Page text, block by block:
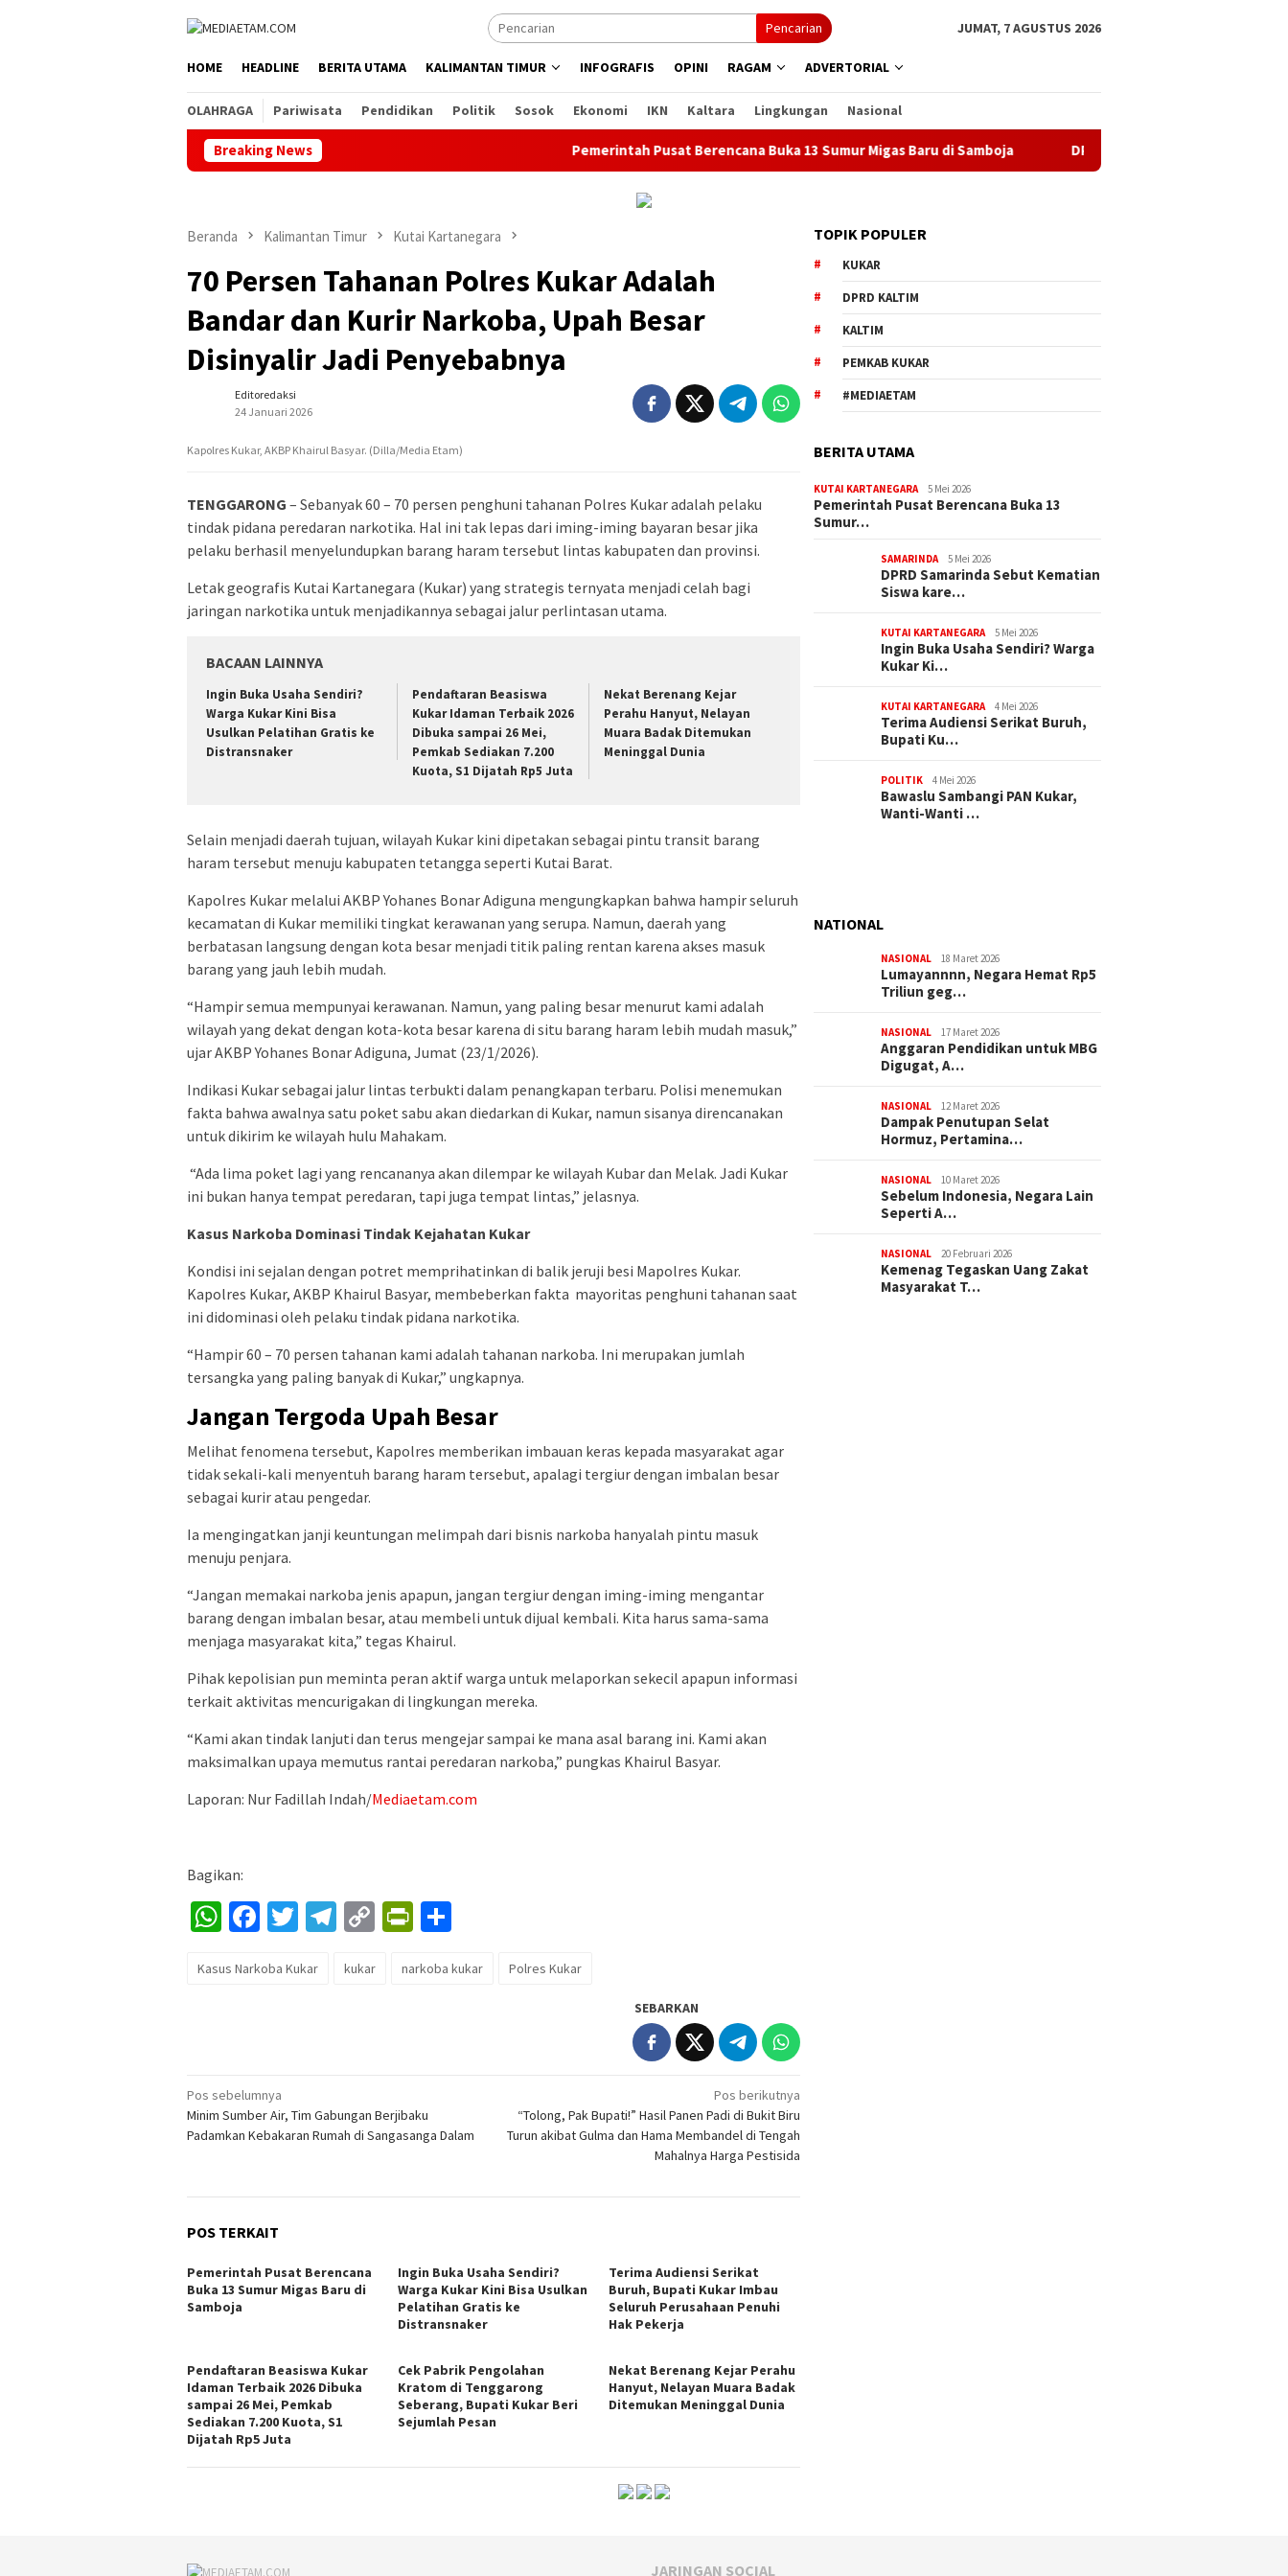
Pencarian JUMAT, 7 AGUSTUS 2026
HOME HEADLINE BERITA UTAMA KALIMANTAN TIMUR INFOGRAFIS OPINI RAGAM ADVERTORIAL
OLAHRAGA Pariwisata Pendidikan Politik Sosok Ekonomi IKN Kaltara Lingkungan Nasional
Breaking News Pemerintah Pusat Berencana Buka 13 Sumur Migas Baru di Samboja DPRD Samarinda Sebut Kematian Siswa
Beranda Kalimantan Timur Kutai Kartanegara
70 Persen Tahanan Polres Kukar Adalah
Bandar dan Kurir Narkoba, Upah Besar
Disinyalir Jadi Penyebabnya
Editoredaksi
24 Januari 2026
Kapolres Kukar, AKBP Khairul Basyar. (Dilla/Media Etam)
TENGGARONG – Sebanyak 60 – 70 persen penghuni tahanan Polres Kukar adalah pelaku
tindak pidana peredaran narkotika. Hal ini tak lepas dari iming-iming bayaran besar jika
pelaku berhasil menyelundupkan barang haram tersebut lintas kabupaten dan provinsi.
Letak geografis Kutai Kartanegara (Kukar) yang strategis ternyata menjadi celah bagi
jaringan narkotika untuk menjadikannya sebagai jalur perlintasan utama.
BACAAN LAINNYA
Ingin Buka Usaha Sendiri?
Warga Kukar Kini Bisa
Usulkan Pelatihan Gratis ke
Distransnaker
Pendaftaran Beasiswa
Kukar Idaman Terbaik 2026
Dibuka sampai 26 Mei,
Pemkab Sediakan 7.200
Kuota, S1 Dijatah Rp5 Juta
Nekat Berenang Kejar
Perahu Hanyut, Nelayan
Muara Badak Ditemukan
Meninggal Dunia
Selain menjadi daerah tujuan, wilayah Kukar kini dipetakan sebagai pintu transit barang
haram tersebut menuju kabupaten tetangga seperti Kutai Barat.
Kapolres Kukar melalui AKBP Yohanes Bonar Adiguna mengungkapkan bahwa hampir seluruh
kecamatan di Kukar memiliki tingkat kerawanan yang serupa. Namun, daerah yang
berbatasan langsung dengan kota besar menjadi titik paling rentan karena akses masuk
barang yang jauh lebih mudah.
“Hampir semua mempunyai kerawanan. Namun, yang paling besar menurut kami adalah
wilayah yang dekat dengan kota-kota besar karena di situ barang haram lebih mudah masuk,”
ujar AKBP Yohanes Bonar Adiguna, Jumat (23/1/2026).
Indikasi Kukar sebagai jalur lintas terbukti dalam penangkapan terbaru. Polisi menemukan
fakta bahwa awalnya satu poket sabu akan diedarkan di Kukar, namun sisanya direncanakan
untuk dikirim ke wilayah hulu Mahakam.
“Ada lima poket lagi yang rencananya akan dilempar ke wilayah Kubar dan Melak. Jadi Kukar
ini bukan hanya tempat peredaran, tapi juga tempat lintas,” jelasnya.
Kasus Narkoba Dominasi Tindak Kejahatan Kukar
Kondisi ini sejalan dengan potret memprihatinkan di balik jeruji besi Mapolres Kukar.
Kapolres Kukar, AKBP Khairul Basyar, membeberkan fakta mayoritas penghuni tahanan saat
ini didominasi oleh pelaku tindak pidana narkotika.
“Hampir 60 – 70 persen tahanan kami adalah tahanan narkoba. Ini merupakan jumlah
tersangka yang paling banyak di Kukar,” ungkapnya.
Jangan Tergoda Upah Besar
Melihat fenomena tersebut, Kapolres memberikan imbauan keras kepada masyarakat agar
tidak sekali-kali menyentuh barang haram tersebut, apalagi tergiur dengan imbalan besar
sebagai kurir atau pengedar.
Ia mengingatkan janji keuntungan melimpah dari bisnis narkoba hanyalah pintu masuk
menuju penjara.
“Jangan memakai narkoba jenis apapun, jangan tergiur dengan iming-iming mengantar
barang dengan imbalan besar, atau membeli untuk dijual kembali. Kita harus sama-sama
menjaga masyarakat kita,” tegas Khairul.
Pihak kepolisian pun meminta peran aktif warga untuk melaporkan sekecil apapun informasi
terkait aktivitas mencurigakan di lingkungan mereka.
“Kami akan tindak lanjuti dan terus mengejar sampai ke mana asal barang ini. Kami akan
maksimalkan upaya memutus rantai peredaran narkoba,” pungkas Khairul Basyar.
Laporan: Nur Fadillah Indah/Mediaetam.com
Bagikan:
WhatsApp
Facebook
Twitter
Telegram
CopyPrintFriendly
Kasus Narkoba Kukar kukar narkoba kukar Polres Kukar
SEBARKAN
Navigasi
pos
Pos sebelumnya
Minim Sumber Air, Tim Gabungan Berjibaku
Padamkan Kebakaran Rumah di Sangasanga Dalam
Pos berikutnya
“Tolong, Pak Bupati!” Hasil Panen Padi di Bukit Biru
Turun akibat Gulma dan Hama Membandel di Tengah
Mahalnya Harga Pestisida
POS TERKAIT
Pemerintah Pusat Berencana
Buka 13 Sumur Migas Baru di
Samboja
Ingin Buka Usaha Sendiri?
Warga Kukar Kini Bisa Usulkan
Pelatihan Gratis ke
Distransnaker
Terima Audiensi Serikat
Buruh, Bupati Kukar Imbau
Seluruh Perusahaan Penuhi
Hak Pekerja
Pendaftaran Beasiswa Kukar
Idaman Terbaik 2026 Dibuka
sampai 26 Mei, Pemkab
Sediakan 7.200 Kuota, S1
Dijatah Rp5 Juta
Cek Pabrik Pengolahan
Kratom di Tenggarong
Seberang, Bupati Kukar Beri
Sejumlah Pesan
Nekat Berenang Kejar Perahu
Hanyut, Nelayan Muara Badak
Ditemukan Meninggal Dunia
TOPIK POPULER
KUKAR
DPRD KALTIM
KALTIM
PEMKAB KUKAR
#MEDIAETAM
BERITA UTAMA
KUTAI KARTANEGARA 5 Mei 2026
Pemerintah Pusat Berencana Buka 13
Sumur…
SAMARINDA 5 Mei 2026
DPRD Samarinda Sebut Kematian
Siswa kare…
KUTAI KARTANEGARA 5 Mei 2026
Ingin Buka Usaha Sendiri? Warga
Kukar Ki…
KUTAI KARTANEGARA 4 Mei 2026
Terima Audiensi Serikat Buruh,
Bupati Ku…
POLITIK 4 Mei 2026
Bawaslu Sambangi PAN Kukar,
Wanti-Wanti …
NATIONAL
NASIONAL 18 Maret 2026
Lumayannnn, Negara Hemat Rp5
Triliun geg…
NASIONAL 17 Maret 2026
Anggaran Pendidikan untuk MBG
Digugat, A…
NASIONAL 12 Maret 2026
Dampak Penutupan Selat
Hormuz, Pertamina…
NASIONAL 10 Maret 2026
Sebelum Indonesia, Negara Lain
Seperti A…
NASIONAL 20 Februari 2026
Kemenag Tegaskan Uang Zakat
Masyarakat T…
JARINGAN SOCIAL